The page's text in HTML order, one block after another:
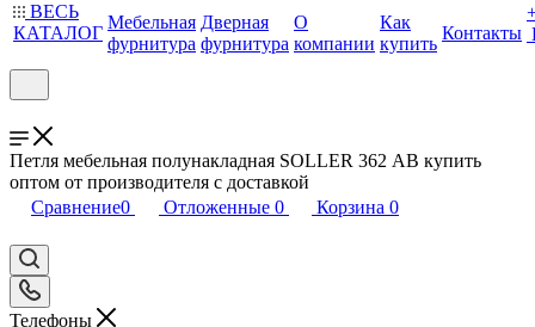
ВЕСЬ
КАТАЛОГ
Мебельная
фурнитура
Дверная
фурнитура
О
компании
Как
купить
Контакты
Петля мебельная полунакладная SOLLER 362 АВ купить
оптом от производителя с доставкой
Сравнение0 Отложенные 0 Корзина 0
Телефоны